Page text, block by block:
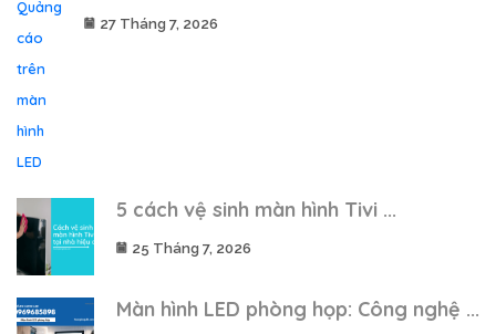
27 Tháng 7, 2026
5 cách vệ sinh màn hình Tivi ...
25 Tháng 7, 2026
Màn hình LED phòng họp: Công nghệ ...